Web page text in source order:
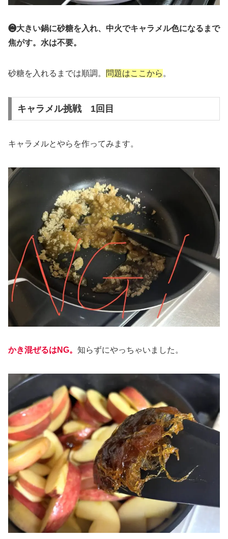
❷大きい鍋に砂糖を入れ、中火でキャラメル色になるまで
焦がす。水は不要。
砂糖を入れるまでは順調。 問題はここから 。
キャラメル挑戦 1回目
キャラメルとやらを作ってみます。
かき混ぜるはNG。 知らずにやっちゃいました。